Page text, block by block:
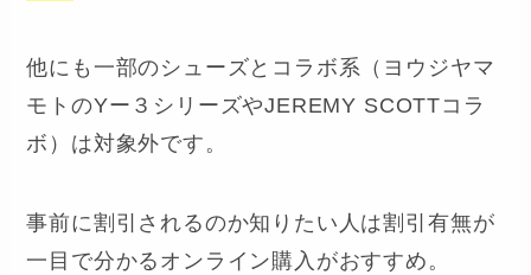
他にも一部のシューズとコラボ系（ヨウジヤマ
モトのYー３シリーズやJEREMY SCOTTコラ
ボ）は対象外です。
事前に割引されるのか知りたい人は割引有無が
一目で分かるオンライン購入がおすすめ。